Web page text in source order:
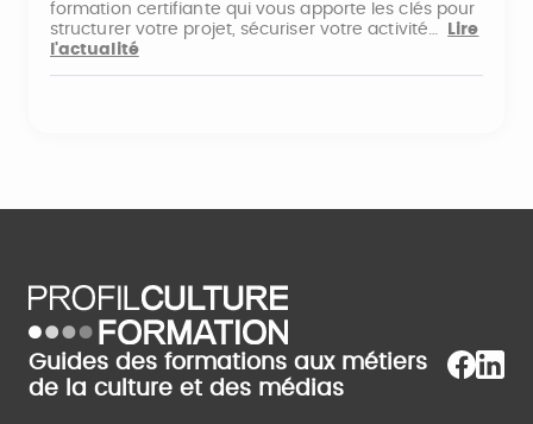
formation certifiante qui vous apporte les clés pour
structurer votre projet, sécuriser votre activité…
Lire
l'actualité
Guides des formations aux métiers
de la culture et des médias